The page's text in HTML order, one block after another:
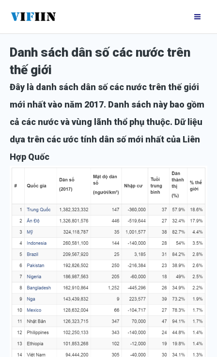
nội
dungDanh sách dân số các nước trên
thế giới
Đây là danh sách dân số các nước trên thế giới
mới nhất vào năm 2017. Danh sách này bao gồm
cả các nước và vùng lãnh thổ phụ thuộc. Dữ liệu
dựa trên các ước tính dân số mới nhất của Liên
Hợp Quốc